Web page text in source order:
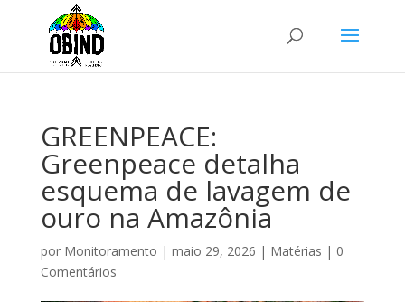
GREENPEACE:
Greenpeace detalha
esquema de lavagem de
ouro na Amazônia
por Monitoramento | maio 29, 2026 | Matérias | 0
Comentários